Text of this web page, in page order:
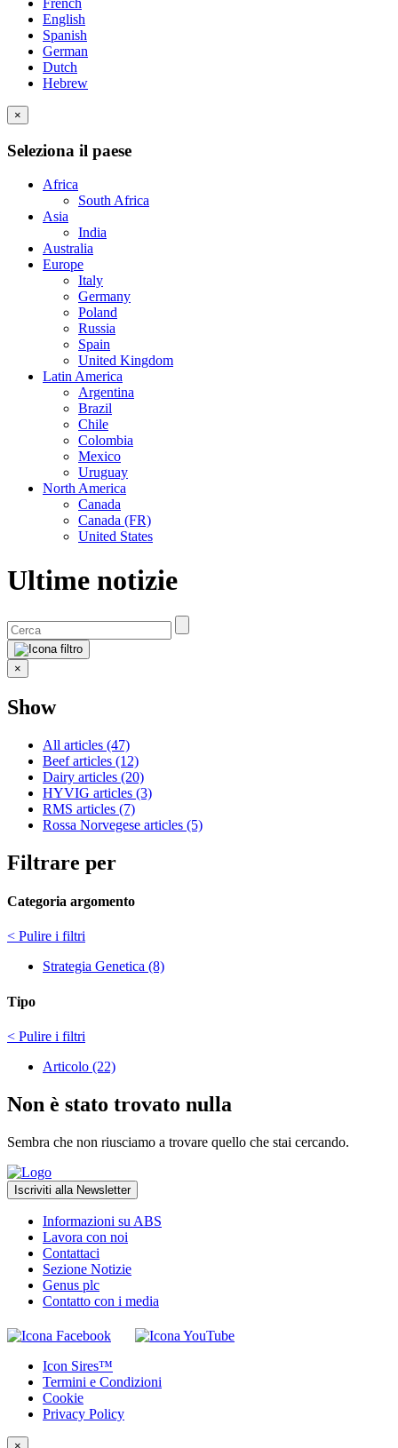
French
English
Spanish
German
Dutch
Hebrew
×
Seleziona il paese
Africa
South Africa
Asia
India
Australia
Europe
Italy
Germany
Poland
Russia
Spain
United Kingdom
Latin America
Argentina
Brazil
Chile
Colombia
Mexico
Uruguay
North America
Canada
Canada (FR)
United States
Ultime notizie
×
Show
All articles (47)
Beef articles (12)
Dairy articles (20)
HYVIG articles (3)
RMS articles (7)
Rossa Norvegese articles (5)
Filtrare per
Categoria argomento
< Pulire i filtri
Strategia Genetica (8)
Tipo
< Pulire i filtri
Articolo (22)
Non è stato trovato nulla
Sembra che non riusciamo a trovare quello che stai cercando.
Iscriviti alla Newsletter
Informazioni su ABS
Lavora con noi
Contattaci
Sezione Notizie
Genus plc
Contatto con i media
Icon Sires™
Termini e Condizioni
Cookie
Privacy Policy